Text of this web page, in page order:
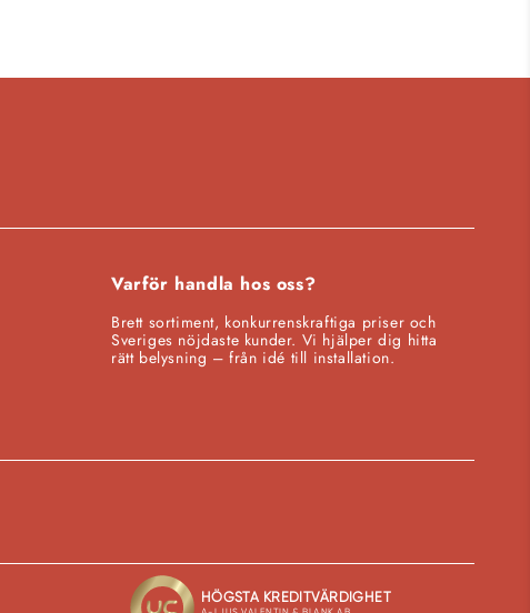
Varför handla hos oss?
Brett sortiment, konkurrenskraftiga priser och
Sveriges nöjdaste kunder. Vi hjälper dig hitta
rätt belysning – från idé till installation.